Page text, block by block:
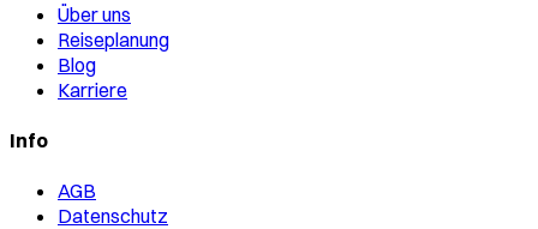
Über uns
Reiseplanung
Blog
Karriere
Info
AGB
Datenschutz